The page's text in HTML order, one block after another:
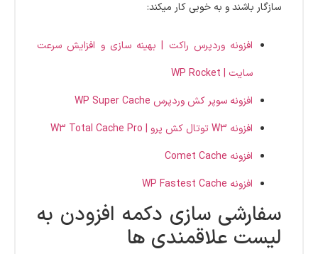
سازگار باشند و به خوبی کار میکند:
افزونه وردپرس راکت | بهینه سازی و افزایش سرعت
سایت | WP Rocket
افزونه سوپر کش وردپرس WP Super Cache
افزونه W3 توتال کش پرو | W3 Total Cache Pro
افزونه Comet Cache
افزونه WP Fastest Cache
سفارشی سازی دکمه افزودن به
لیست علاقمندی ها